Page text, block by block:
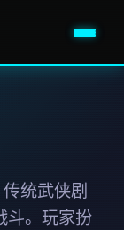
传统武侠剧
斗。玩家扮